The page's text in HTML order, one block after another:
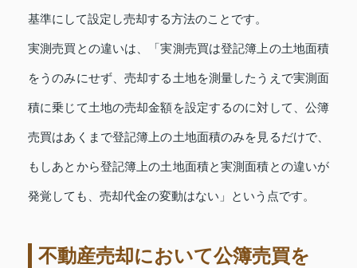
基準にして設定し売却する方法のことです。
実測売買との違いは、「実測売買は登記簿上の土地面積
をうのみにせず、売却する土地を測量したうえで実測面
積に乗じて土地の売却金額を設定するのに対して、公簿
売買はあくまで登記簿上の土地面積のみを見るだけで、
もしあとから登記簿上の土地面積と実測面積との違いが
発覚しても、売却代金の変動はない」という点です。
不動産売却において公簿売買を